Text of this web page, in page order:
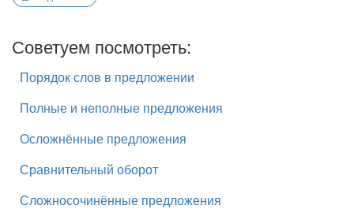
Советуем посмотреть:
Порядок слов в предложении
Полные и неполные предложения
Осложнённые предложения
Сравнительный оборот
Сложносочинённые предложения